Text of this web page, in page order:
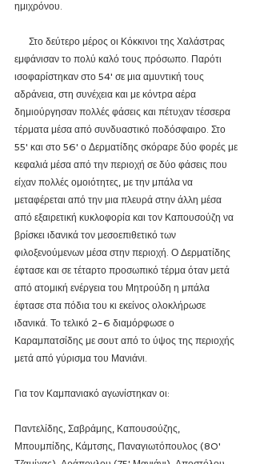
ημιχρόνου.
εμφάνισαν το πολύ καλό τους πρόσωπο. Παρότι
ισοφαρίστηκαν στο 54' σε μια αμυντική τους
αδράνεια, στη συνέχεια και με κόντρα αέρα
δημιούργησαν πολλές φάσεις και πέτυχαν τέσσερα
τέρματα μέσα από συνδυαστικό ποδόσφαιρο. Στο
55' και στο 56' ο Δερματίδης σκόραρε δύο φορές με
κεφαλιά μέσα από την περιοχή σε δύο φάσεις που
είχαν πολλές ομοιότητες, με την μπάλα να
μεταφέρεται από την μια πλευρά στην άλλη μέσα
από εξαιρετική κυκλοφορία και τον Καπουσούζη να
βρίσκει ιδανικά τον μεσοεπιθετικό των
φιλοξενούμενων μέσα στην περιοχή. Ο Δερματίδης
έφτασε και σε τέταρτο προσωπικό τέρμα όταν μετά
από ατομική ενέργεια του Μητρούδη η μπάλα
έφτασε στα πόδια του κι εκείνος ολοκλήρωσε
ιδανικά. Το τελικό 2-6 διαμόρφωσε ο
Καραμπατσίδης με σουτ από το ύψος της περιοχής
μετά από γύρισμα του Μανιάνι.
Για τον Καμπανιακό αγωνίστηκαν οι:
Παντελίδης, Σαβράμης, Καπουσούζης,
Μπουμπίδης, Κάμτσης, Παναγιωτόπουλος (80'